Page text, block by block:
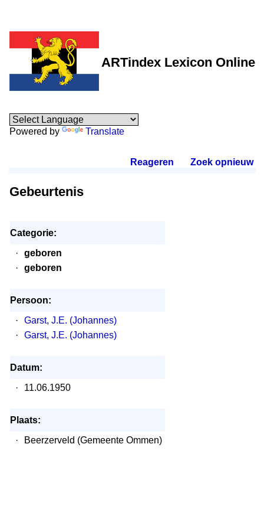
ARTindex Lexicon Online
Powered by Translate
Reageren Zoek opnieuw.
Gebeurtenis
Categorie:
·
geboren
·
geboren
Persoon:
·
Garst, J.E. (Johannes)
·
Garst, J.E. (Johannes)
Datum:
·
11.06.1950
Plaats:
·
Beerzerveld (Gemeente Ommen)